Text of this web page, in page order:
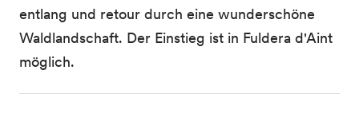
entlang und retour durch eine wunderschöne
Waldlandschaft. Der Einstieg ist in Fuldera d'Aint
möglich.